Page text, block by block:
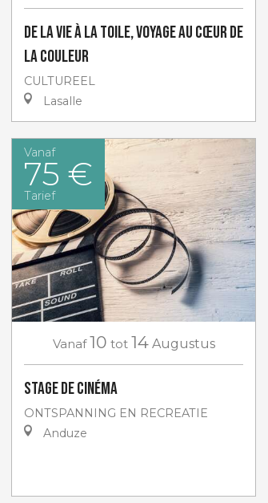
De la Vie à la Toile, Voyage au Cœur de
la Couleur
CULTUREEL
Lasalle
Vanaf
75 €
Tarief
Vanaf 10 tot 14 Augustus
Stage de cinéma
ONTSPANNING EN RECREATIE
Anduze